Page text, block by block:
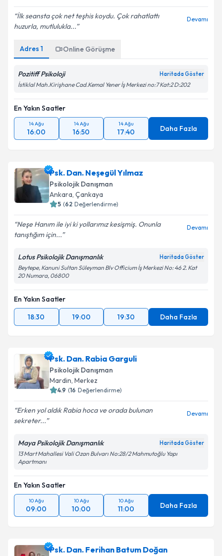
İlk seansta çok net teşhis koydu. Çok rahatlattı
huzurla, mutlulukla...
Devamı
Adres 1 Online Görüşme
Pozitiff Psikoloji Haritada Göster
İstiklal Mah.Kirişhane Cad.Kemal Yener İş Merkezi no:7 Kat:2 D:202
En Yakın Saatler
14 Ağu
16:00
14 Ağu
16:50
14 Ağu
17:40 Daha Fazla
Psk. Dan. Neşegül Yılmaz
Psikolojik Danışman
Ankara, Çankaya
5 (62 Değerlendirme)
Neşe Hanım ile iyi ki yollarımız kesişmiş. Onunla
tanıştığım için...
Devamı
Lotus Psikolojik Danışmanlık Haritada Göster
Beytepe, Kanuni Sultan Süleyman Blv Officium İş Merkezi No: 46 2. Kat
20 Numara, 06800
En Yakın Saatler
18:30
19:00 19:30 Daha Fazla
Psk. Dan. Rabia Garguli
Psikolojik Danışman
Mardin, Merkez
4.9 (16 Değerlendirme)
Erken yol aldık Rabia hoca ve orada bulunan
sekreter...
Devamı
Maya Psikolojik Danışmanlık Haritada Göster
13 Mart Mahallesi Vali Ozan Bulvarı No:28/2 Mahmutoğlu Yapı
Apartmanı
En Yakın Saatler
10 Ağu
09:00
10 Ağu
10:00
10 Ağu
11:00 Daha Fazla
Psk. Dan. Ferihan Batum Doğan